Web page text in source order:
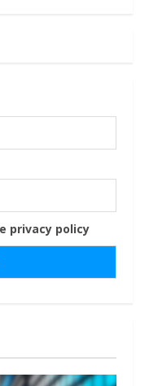
privacy policy